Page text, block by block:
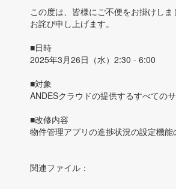
この度は、皆様にご不便をお掛けしま
お詫び申し上げます。
■日時
2025年3月26日（水）2:30 - 6:00
■対象
ANDESクラウドの提供するすべての
■改修内容
物件管理アプリの進捗状況の設定機能
関連ファイル：